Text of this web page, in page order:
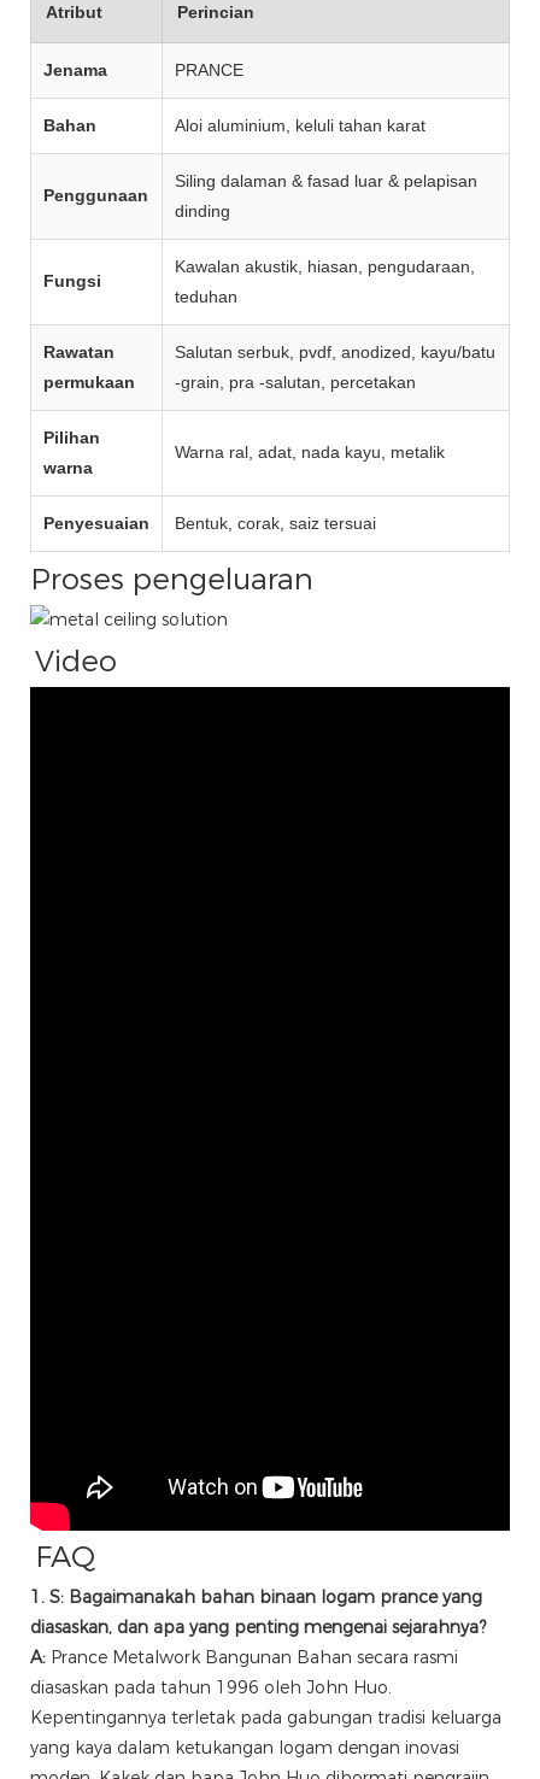
Atribut Perincian
Jenama PRANCE
Bahan Aloi aluminium, keluli tahan karat
Penggunaan
Siling dalaman & fasad luar & pelapisan
dinding
Fungsi
Kawalan akustik, hiasan, pengudaraan,
teduhan
Rawatan
permukaan
Salutan serbuk, pvdf, anodized, kayu/batu
-grain, pra -salutan, percetakan
Pilihan
warna
Warna ral, adat, nada kayu, metalik
Penyesuaian Bentuk, corak, saiz tersuai
Proses pengeluaran
Video
FAQ
1. S: Bagaimanakah bahan binaan logam prance yang
diasaskan, dan apa yang penting mengenai sejarahnya?
A: Prance Metalwork Bangunan Bahan secara rasmi
diasaskan pada tahun 1996 oleh John Huo.
Kepentingannya terletak pada gabungan tradisi keluarga
yang kaya dalam ketukangan logam dengan inovasi